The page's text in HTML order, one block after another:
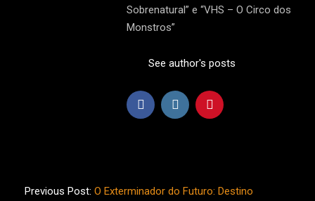
Sobrenatural” e “VHS – O Circo dos
Monstros”
See author's posts
12-
Previous Post: O Exterminador do Futuro: Destino